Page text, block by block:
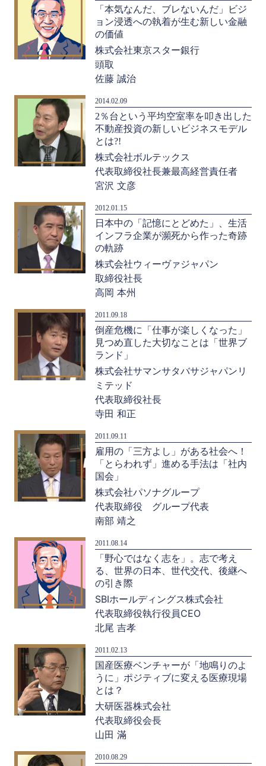
「本気なんだ、ブレないんだ」ビジ
ョン浸透への執着が生む新しい金融
の価値
株式会社東京スター銀行
頭取
佐藤 誠治
2014.02.09
2％台という平均空室率を叩き出した
不動産投資の新しいビジネスモデル
とは?!
株式会社ボルテックス
代表取締役社長兼最高経営責任者
宮沢 文彦
2012.01.15
日本中の「記憶にとどめた」、生活
インフラ企業が瀕死から作った奇跡
の軌跡
株式会社ウィーヴァジャパン
取締役社長
高岡 本州
2011.09.18
倒産危機に「仕事が楽しくなった」
見つめ直した大切なことは「世界ブ
ランド」
株式会社サマンサタバサジャパンリ
ミテッド
代表取締役社長
寺田 和正
2011.09.11
雇用の「三方よし」がある社会へ！
「とらわれず」進める手法は「社内
国会」
株式会社パソナグループ
代表取締役 グループ代表
南部 靖之
2011.08.14
「野心ではなく志を」。志で考え
る、世界の日本、世代交代、後継へ
の引き際
SBIホールディングス株式会社
代表取締役執行役員CEO
北尾 吉孝
2011.02.13
国産医療ベンチャーが「地鳴りのよ
うに」ポジティブに変える医療現場
とは？
大研医器株式会社
代表取締役会長
山田 滿
2010.08.29